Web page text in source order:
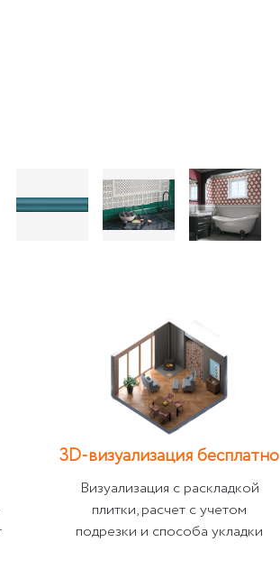
3D-визуализация бесплатно
Визуализация с раскладкой
плитки, расчет с учетом
подрезки и способа укладки